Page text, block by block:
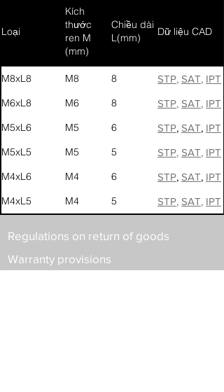
Loại
Kích
thước
ren M
(mm)
Chiều dài
L(mm)
Dữ liệu CAD
M8xL8 M8 8 STP, SAT, IPT
M6xL8 M6 8 STP, SAT, IPT
M5xL6 M5 6 STP, SAT, IPT
M5xL5 M5 5 STP, SAT, IPT
M4xL6 M4 6 STP, SAT, IPT
M4xL5 M4 5 STP, SAT, IPT
Regulations on return of goods
Warranty provisions